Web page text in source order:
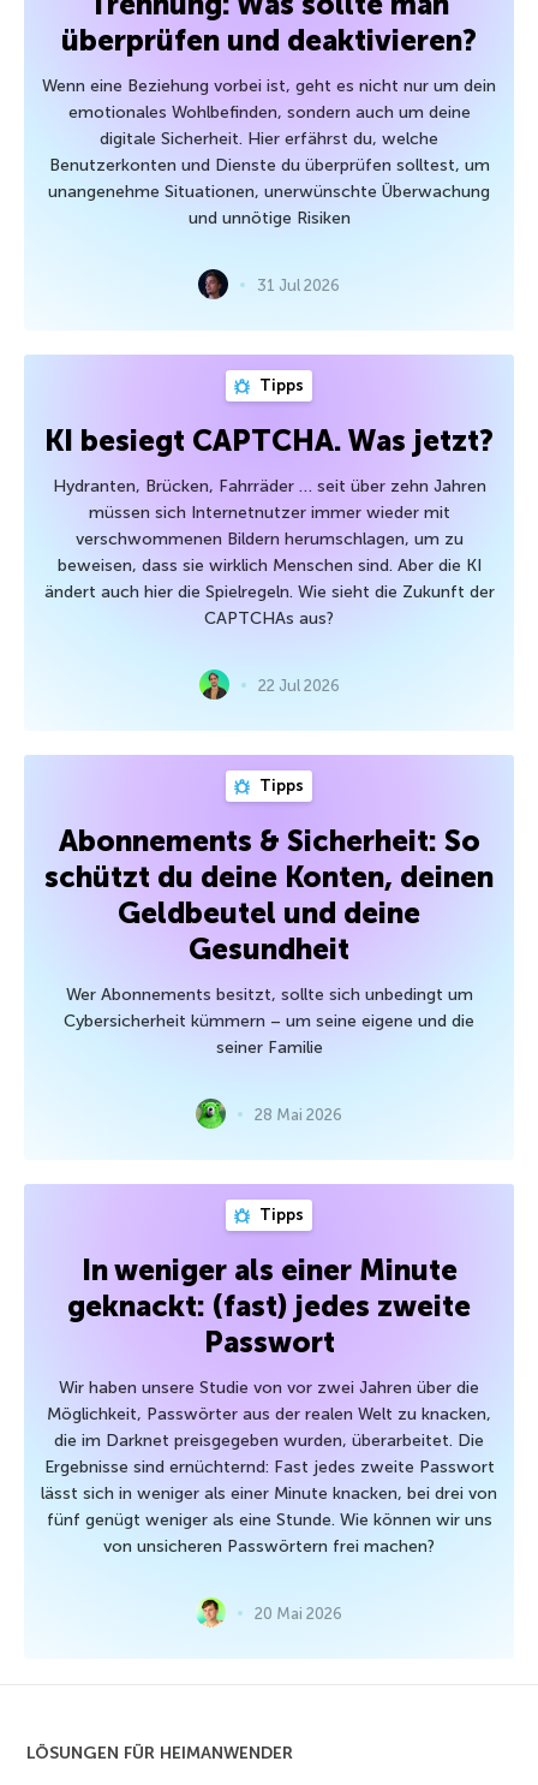
überprüfen und deaktivieren?
Wenn eine Beziehung vorbei ist, geht es nicht nur um dein
emotionales Wohlbefinden, sondern auch um deine
digitale Sicherheit. Hier erfährst du, welche
Benutzerkonten und Dienste du überprüfen solltest, um
unangenehme Situationen, unerwünschte Überwachung
und unnötige Risiken
31 Jul 2026
Tipps
KI besiegt CAPTCHA. Was jetzt?
Hydranten, Brücken, Fahrräder … seit über zehn Jahren
müssen sich Internetnutzer immer wieder mit
verschwommenen Bildern herumschlagen, um zu
beweisen, dass sie wirklich Menschen sind. Aber die KI
ändert auch hier die Spielregeln. Wie sieht die Zukunft der
CAPTCHAs aus?
22 Jul 2026
Tipps
Abonnements & Sicherheit: So
schützt du deine Konten, deinen
Geldbeutel und deine
Gesundheit
Wer Abonnements besitzt, sollte sich unbedingt um
Cybersicherheit kümmern – um seine eigene und die
seiner Familie
28 Mai 2026
Tipps
In weniger als einer Minute
geknackt: (fast) jedes zweite
Passwort
Wir haben unsere Studie von vor zwei Jahren über die
Möglichkeit, Passwörter aus der realen Welt zu knacken,
die im Darknet preisgegeben wurden, überarbeitet. Die
Ergebnisse sind ernüchternd: Fast jedes zweite Passwort
lässt sich in weniger als einer Minute knacken, bei drei von
fünf genügt weniger als eine Stunde. Wie können wir uns
von unsicheren Passwörtern frei machen?
20 Mai 2026
LÖSUNGEN FÜR HEIMANWENDER